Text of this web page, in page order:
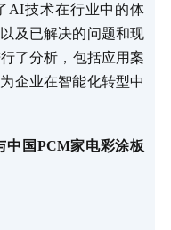
AI技术在行业中的体
及已解决的问题和现
了分析，包括应用案
企业在智能化转型中
中国PCM家电彩涂板